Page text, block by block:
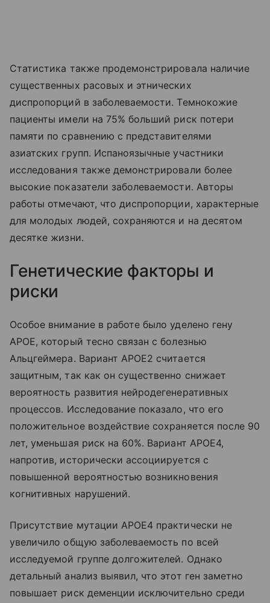
Статистика также продемонстрировала наличие
существенных расовых и этнических
диспропорций в заболеваемости. Темнокожие
пациенты имели на 75% больший риск потери
памяти по сравнению с представителями
азиатских групп. Испаноязычные участники
исследования также демонстрировали более
высокие показатели заболеваемости. Авторы
работы отмечают, что диспропорции, характерные
для молодых людей, сохраняются и на десятом
десятке жизни.
Генетические факторы и
риски
Особое внимание в работе было уделено гену
APOE, который тесно связан с болезнью
Альцгеймера. Вариант APOE2 считается
защитным, так как он существенно снижает
вероятность развития нейродегенеративных
процессов. Исследование показало, что его
положительное воздействие сохраняется после 90
лет, уменьшая риск на 60%. Вариант APOE4,
напротив, исторически ассоциируется с
повышенной вероятностью возникновения
когнитивных нарушений.
Присутствие мутации APOE4 практически не
увеличило общую заболеваемость по всей
исследуемой группе долгожителей. Однако
детальный анализ выявил, что этот ген заметно
повышает риск деменции исключительно среди